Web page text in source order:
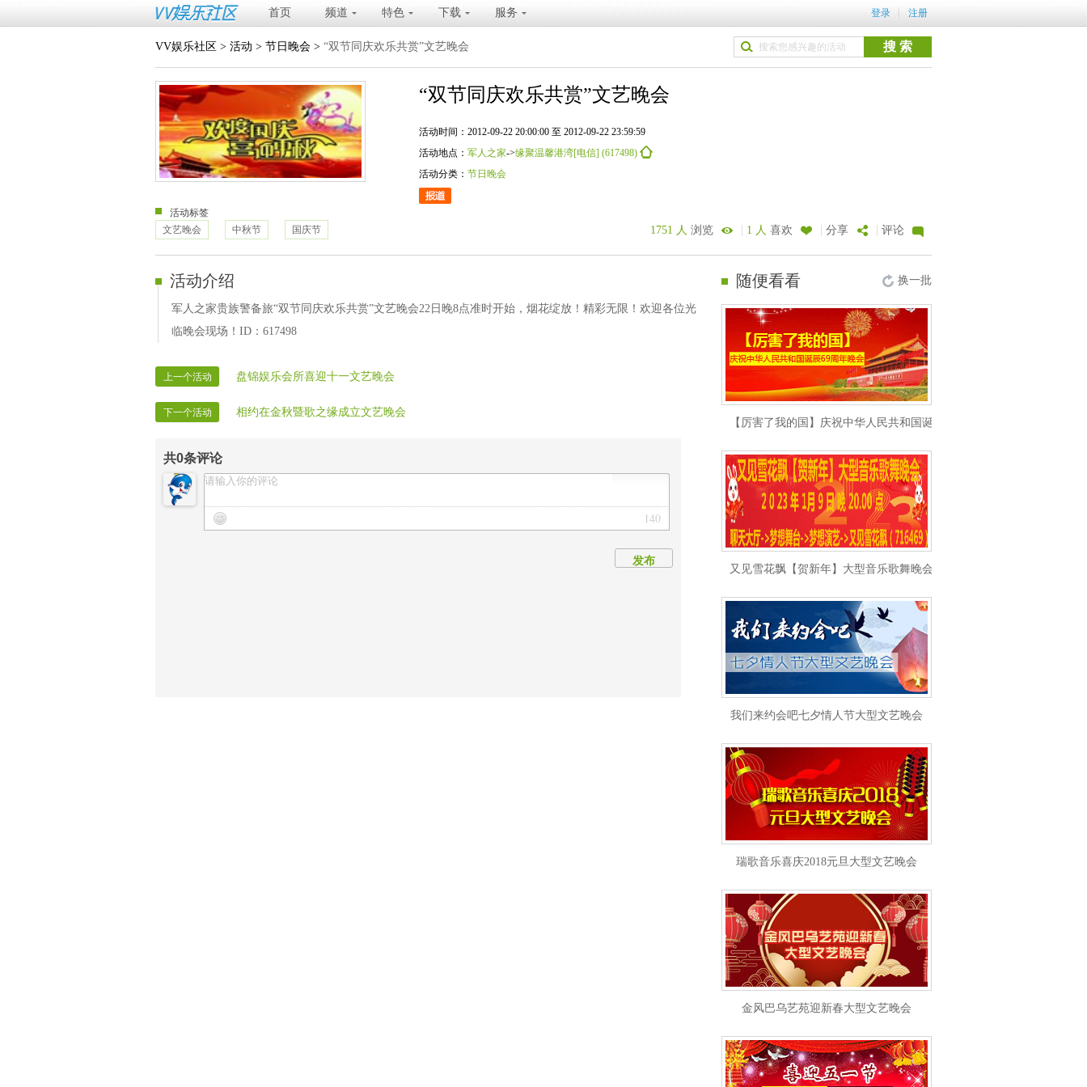
首页 频道 特色 下载 服务 登录 注册
VV娱乐社区 > 活动 > 节日晚会 > “双节同庆欢乐共赏”文艺晚会
“双节同庆欢乐共赏”文艺晚会
活动时间：2012-09-22 20:00:00 至 2012-09-22 23:59:59
活动地点： 军人之家->缘聚温馨港湾[电信] (617498)
活动分类： 节日晚会
活动标签
文艺晚会
中秋节 国庆节 1751 人 浏览 | 1 人 喜欢 | 分享 | 评论
活动介绍
军人之家贵族警备旅“双节同庆欢乐共赏”文艺晚会22日晚8点准时开始，烟花绽放！精彩无限！欢迎各位光
临晚会现场！ID：617498
上一个活动 盘锦娱乐会所喜迎十一文艺晚会
下一个活动 相约在金秋暨歌之缘成立文艺晚会
共0条评论
140
发布
随便看看 换一批
【厉害了我的国】庆祝中华人民共和国诞辰69周年晚会
又见雪花飘【贺新年】大型音乐歌舞晚会
我们来约会吧七夕情人节大型文艺晚会
瑞歌音乐喜庆2018元旦大型文艺晚会
金风巴乌艺苑迎新春大型文艺晚会